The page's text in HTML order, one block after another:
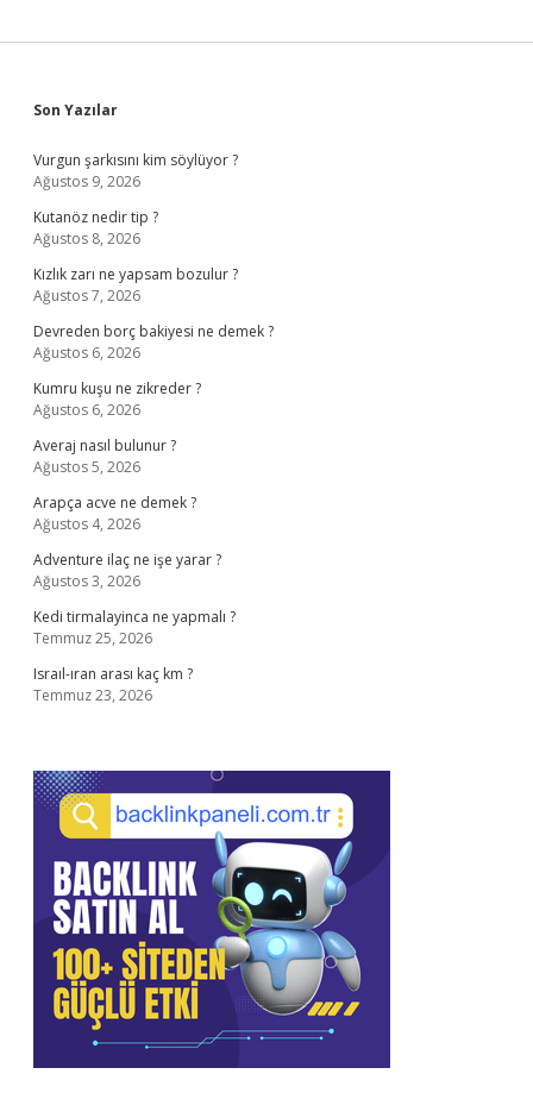
Sidebar
Son Yazılar
Vurgun şarkısını kim söylüyor ?
Ağustos 9, 2026
Kutanöz nedir tip ?
Ağustos 8, 2026
Kızlık zarı ne yapsam bozulur ?
Ağustos 7, 2026
Devreden borç bakiyesi ne demek ?
Ağustos 6, 2026
Kumru kuşu ne zikreder ?
Ağustos 6, 2026
Averaj nasıl bulunur ?
Ağustos 5, 2026
Arapça acve ne demek ?
Ağustos 4, 2026
Adventure ilaç ne işe yarar ?
Ağustos 3, 2026
Kedi tirmalayinca ne yapmalı ?
Temmuz 25, 2026
Israıl-ıran arası kaç km ?
Temmuz 23, 2026